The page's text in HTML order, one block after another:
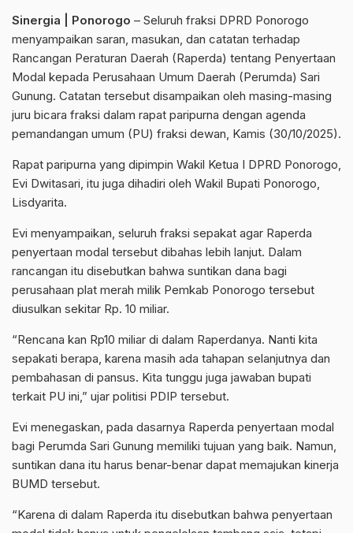
Sinergia | Ponorogo – Seluruh fraksi DPRD Ponorogo
menyampaikan saran, masukan, dan catatan terhadap
Rancangan Peraturan Daerah (Raperda) tentang Penyertaan
Modal kepada Perusahaan Umum Daerah (Perumda) Sari
Gunung. Catatan tersebut disampaikan oleh masing-masing
juru bicara fraksi dalam rapat paripurna dengan agenda
pemandangan umum (PU) fraksi dewan, Kamis (30/10/2025).
Rapat paripurna yang dipimpin Wakil Ketua I DPRD Ponorogo,
Evi Dwitasari, itu juga dihadiri oleh Wakil Bupati Ponorogo,
Lisdyarita.
Evi menyampaikan, seluruh fraksi sepakat agar Raperda
penyertaan modal tersebut dibahas lebih lanjut. Dalam
rancangan itu disebutkan bahwa suntikan dana bagi
perusahaan plat merah milik Pemkab Ponorogo tersebut
diusulkan sekitar Rp. 10 miliar.
“Rencana kan Rp10 miliar di dalam Raperdanya. Nanti kita
sepakati berapa, karena masih ada tahapan selanjutnya dan
pembahasan di pansus. Kita tunggu juga jawaban bupati
terkait PU ini,” ujar politisi PDIP tersebut.
Evi menegaskan, pada dasarnya Raperda penyertaan modal
bagi Perumda Sari Gunung memiliki tujuan yang baik. Namun,
suntikan dana itu harus benar-benar dapat memajukan kinerja
BUMD tersebut.
“Karena di dalam Raperda itu disebutkan bahwa penyertaan